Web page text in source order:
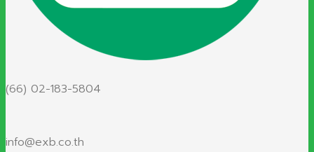
(66) 02-183-5804
info@exb.co.th